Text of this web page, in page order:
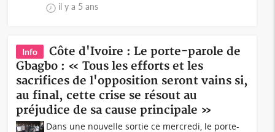
il y a 5 ans
Info
Côte d'Ivoire : Le porte-parole de
Gbagbo : « Tous les efforts et les
sacrifices de l'opposition seront vains si,
au final, cette crise se résout au
préjudice de sa cause principale »
Dans une nouvelle sortie ce mercredi, le porte-